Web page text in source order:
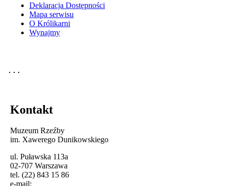
Deklaracja Dostępności
Mapa serwisu
O Królikarni
Wynajmy
Kontakt
Muzeum Rzeźby
im. Xawerego Dunikowskiego
ul. Puławska 113a
02-707 Warszawa
tel. (22) 843 15 86
e-mail: